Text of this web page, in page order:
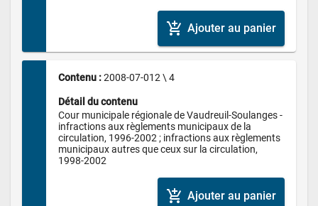
add_shopping_cart Ajouter au panier
Contenu : 2008-07-012 \ 4
Détail du contenu
Cour municipale régionale de Vaudreuil-Soulanges -
infractions aux règlements municipaux de la
circulation, 1996-2002 ; infractions aux règlements
municipaux autres que ceux sur la circulation,
1998-2002
add_shopping_cart Ajouter au panier